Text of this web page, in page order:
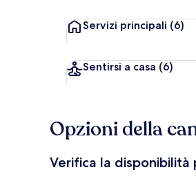
Servizi principali (6)
Sentirsi a casa (6)
Opzioni della
Verifica la